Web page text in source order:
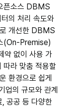
픈소스 DBMS
의 처리 속도와
개선한 DBMS
(On-Premise)
약 없이 사용 가
따라 맞춤 적용할
환경으로 쉽게
업의 규모와 관계
공공 등 다양한